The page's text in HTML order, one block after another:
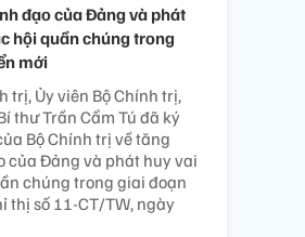
đạo của Đảng và phát
hội quần chúng trong
mới
trị, Ủy viên Bộ Chính trị,
thư Trần Cẩm Tú đã ký
Bộ Chính trị về tăng
của Đảng và phát huy vai
chúng trong giai đoạn
thị số 11-CT/TW, ngày